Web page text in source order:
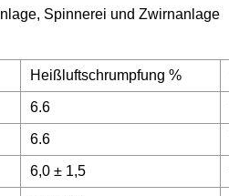
Spinnerei und Zwirnanlage
Heißluftschrumpfung %
6.6
6.6
6,0 ± 1,5